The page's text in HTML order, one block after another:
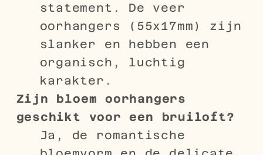
statement. De veer
oorhangers (55x17mm) zijn
slanker en hebben een
organisch, luchtig
karakter.
Zijn bloem oorhangers
geschikt voor een bruiloft?
Ja, de romantische